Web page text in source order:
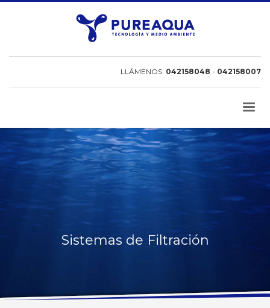
LLÁMENOS: 042158048 - 042158007
Sistemas de Filtración